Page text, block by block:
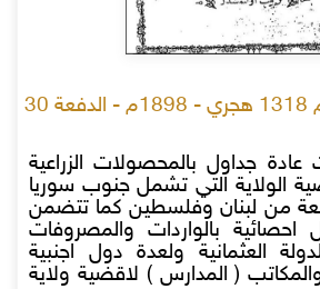
جداول بالمحصولات الزراعية
الولاية التي تشمل جنوب سوريا
من لبنان وفلسطين كما تتضمن
احصائية بالواردات والمصروفات
العثمانية ولعدة دول اجنبية
( المدارس ) لاقضية ولاية